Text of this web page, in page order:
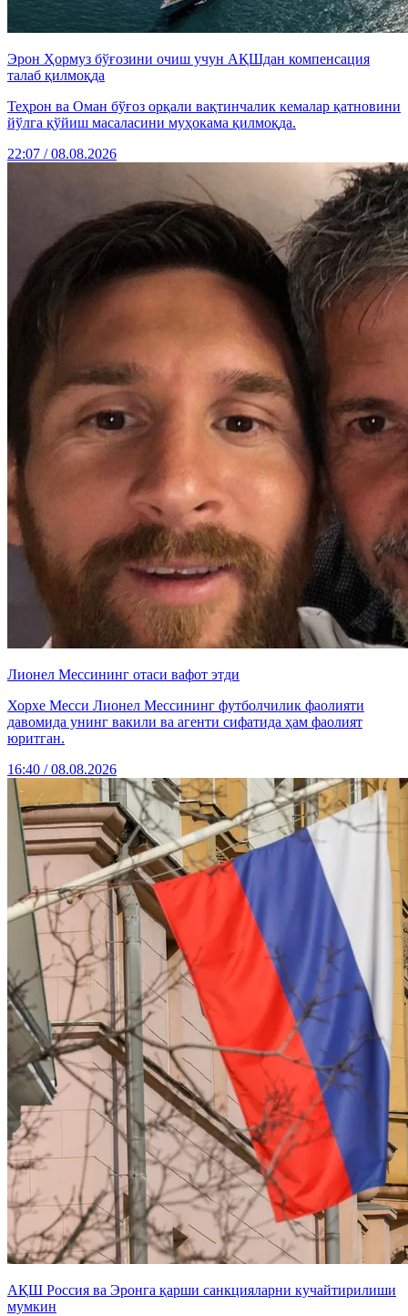
Эрон Ҳормуз бўғозини очиш учун АҚШдан компенсация
талаб қилмоқда
Теҳрон ва Оман бўғоз орқали вақтинчалик кемалар қатновини
йўлга қўйиш масаласини муҳокама қилмоқда.
22:07 / 08.08.2026
Лионел Мессининг отаси вафот этди
Хорхе Месси Лионел Мессининг футболчилик фаолияти
давомида унинг вакили ва агенти сифатида ҳам фаолият
юритган.
16:40 / 08.08.2026
АҚШ Россия ва Эронга қарши санкцияларни кучайтирилиши
мумкин